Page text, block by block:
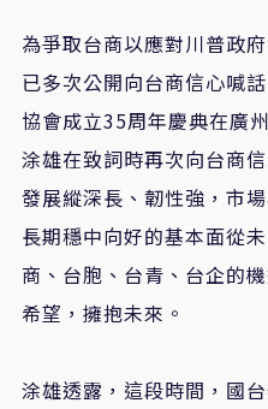
為爭取台商以應對川普政
已多次公開向台商信心喊
協會成立35周年慶典在廣
涂雄在致詞時再次向台商
發展縱深長、韌性強，市
長期穩中向好的基本面從
商、台胞、台青、台企的
希望，擁抱未來。
涂雄透露，這段時間，國